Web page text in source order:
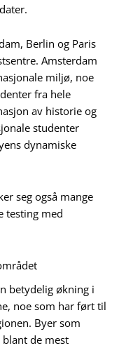
Berlin og Paris
Amsterdam
miljø, noe
fra hele
av historie og
studenter
dynamiske
seg også mange
testing med
betydelig økning i
noe som har ført til
Byer som
blant de mest